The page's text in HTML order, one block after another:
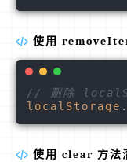
使用
// 删除
localStorage .
使用 clear 方法